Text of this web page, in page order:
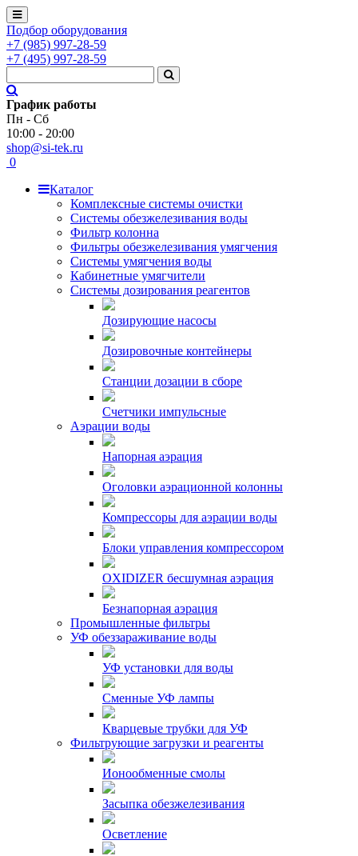
Подбор оборудования
+7 (985) 997-28-59
+7 (495) 997-28-59
График работы
Пн - Сб
10:00 - 20:00
shop@si-tek.ru
0
Каталог
Комплексные системы очистки
Системы обезжелезивания воды
Фильтр колонна
Фильтры обезжелезивания умягчения
Системы умягчения воды
Кабинетные умягчители
Системы дозирования реагентов
Дозирующие насосы
Дозировочные контейнеры
Станции дозации в сборе
Счетчики импульсные
Аэрации воды
Напорная аэрация
Оголовки аэрационной колонны
Компрессоры для аэрации воды
Блоки управления компрессором
OXIDIZER бесшумная аэрация
Безнапорная аэрация
Промышленные фильтры
УФ обеззараживание воды
УФ установки для воды
Сменные УФ лампы
Кварцевые трубки для УФ
Фильтрующие загрузки и реагенты
Ионообменные смолы
Засыпка обезжелезивания
Осветление